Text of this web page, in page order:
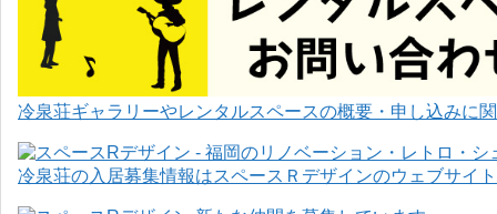
冷泉荘ギャラリーやレンタルスペースの概要・申し込みに
冷泉荘の入居募集情報はスペースＲデザインのウェブサイ